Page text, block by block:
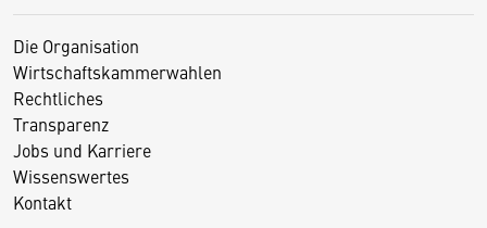
Die Organisation
Wirtschaftskammerwahlen
Rechtliches
Transparenz
Jobs und Karriere
Wissenswertes
Kontakt